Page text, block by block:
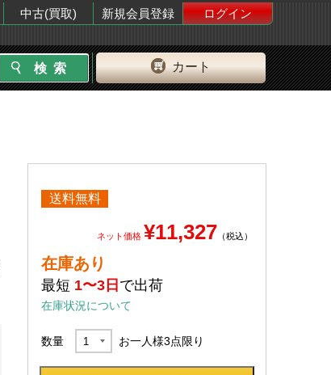
中古(買取) 新規会員登録
ログイン
カート
送料無料
ネット価格 ¥11,327 （税込）
在庫あり
最短 1〜3日 で出荷
在庫状況について
数量 お一人様3点限り